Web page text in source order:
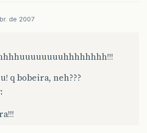
de 2007
q bobeira, neh???